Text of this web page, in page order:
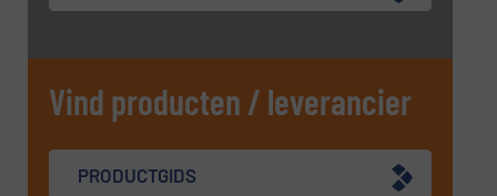
Vind producten / leverancier
PRODUCTGIDS